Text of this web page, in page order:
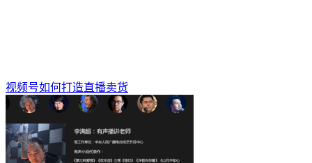
视频号如何打造直播卖货